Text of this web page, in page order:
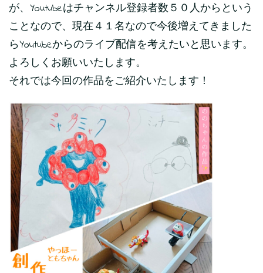
が、Youtubeはチャンネル登録者数５０人からという
ことなので、現在４１名なので今後増えてきました
らYoutubeからのライブ配信を考えたいと思います。
よろしくお願いいたします。
それでは今回の作品をご紹介いたします！